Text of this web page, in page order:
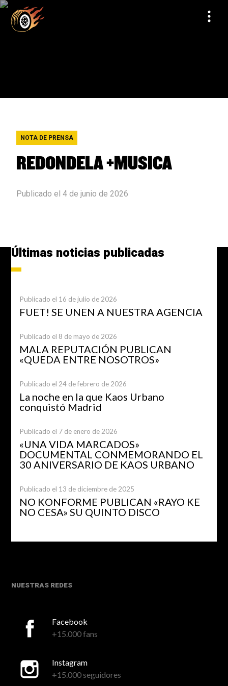
NOTA DE PRENSA
REDONDELA +MUSICA
Publicado el 4 de junio de 2026
Últimas noticias publicadas
Publicado el 16 de julio de 2026
FUET! SE UNEN A NUESTRA AGENCIA
Publicado el 8 de mayo de 2026
MALA REPUTACIÓN PUBLICAN
«QUEDA ENTRE NOSOTROS»
Publicado el 24 de febrero de 2026
La noche en la que Kaos Urbano
conquistó Madrid
Publicado el 7 de enero de 2026
«UNA VIDA MARCADOS»
DOCUMENTAL CONMEMORANDO EL
30 ANIVERSARIO DE KAOS URBANO
Publicado el 13 de diciembre de 2025
NO KONFORME PUBLICAN «RAYO KE
NO CESA» SU QUINTO DISCO
NUESTRAS REDES
Facebook
+15.000 fans
Instagram
+15.000 seguidores